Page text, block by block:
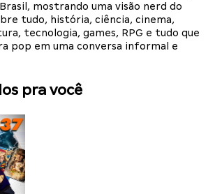
mostrando uma visão nerd do
tudo, história, ciência, cinema,
tecnologia, games, RPG e tudo que
pop em uma conversa informal e
pra você